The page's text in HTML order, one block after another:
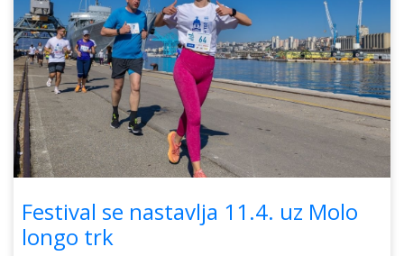
Festival se nastavlja 11.4. uz Molo
longo trk